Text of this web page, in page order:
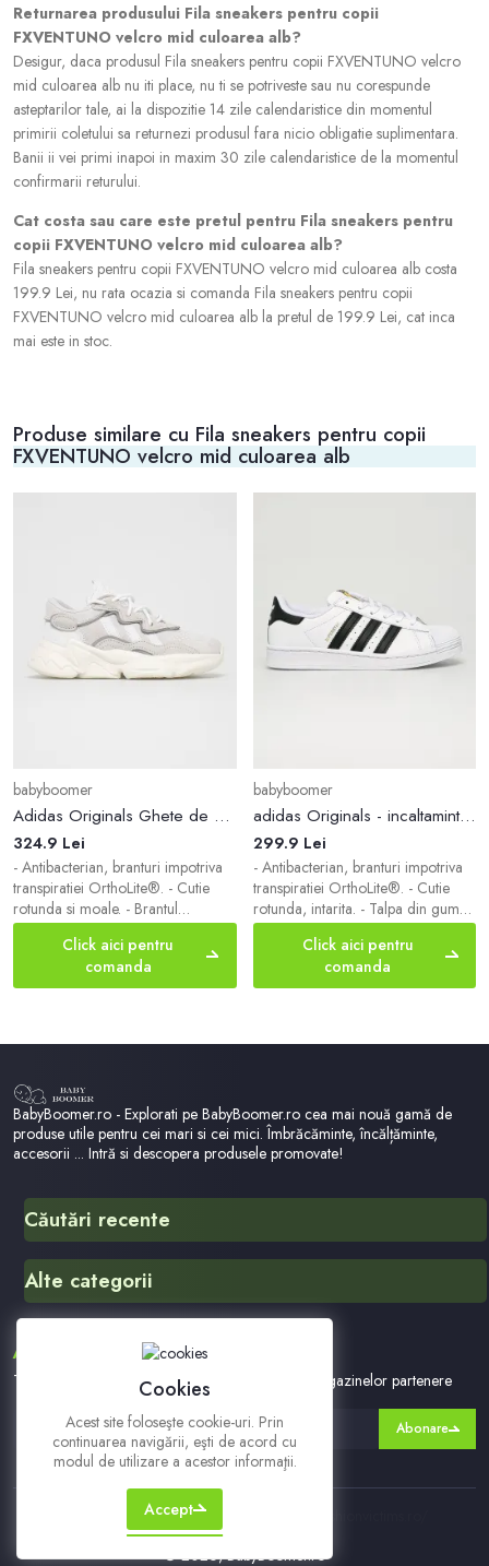
Returnarea produsului Fila sneakers pentru copii
FXVENTUNO velcro mid culoarea alb?
Desigur, daca produsul Fila sneakers pentru copii FXVENTUNO velcro
mid culoarea alb nu iti place, nu ti se potriveste sau nu corespunde
asteptarilor tale, ai la dispozitie 14 zile calendaristice din momentul
primirii coletului sa returnezi produsul fara nicio obligatie suplimentara.
Banii ii vei primi inapoi in maxim 30 zile calendaristice de la momentul
confirmarii returului.
Cat costa sau care este pretul pentru Fila sneakers pentru
copii FXVENTUNO velcro mid culoarea alb?
Fila sneakers pentru copii FXVENTUNO velcro mid culoarea alb costa
199.9 Lei, nu rata ocazia si comanda Fila sneakers pentru copii
FXVENTUNO velcro mid culoarea alb la pretul de 199.9 Lei, cat inca
mai este in stoc.
Produse similare cu Fila sneakers pentru copii
FXVENTUNO velcro mid culoarea alb
babyboomer
Adidas Originals Ghete de piele EF6299 culoarea gri
324.9 Lei
- Antibacterian, branturi impotriva
transpiratiei OrthoLite®. - Cutie
rotunda si moale. - Brantul
detasabil ADIFIT® cu imprimeu da
siguranta ca marimea pantofului
corespunde cu marimea piciorului
- Spatele calcaiului rigidizat. -
Click aici pentru
comanda
babyboomer
adidas Originals - incaltaminte din piele pentru copii Superstar FU7714
299.9 Lei
- Antibacterian, branturi impotriva
transpiratiei OrthoLite®. - Cutie
rotunda, intarita. - Talpa din guma.
- Spatele calcaiului rigidizat. -
Model legat cu sireturi. - Lungimea
brantului pentru marimea este de:
20,5 cm. - Dimensiunile date
Click aici pentru
comanda
BabyBoomer.ro - Explorati pe BabyBoomer.ro cea mai nouă gamă de
produse utile pentru cei mari si cei mici. Îmbrăcăminte, încălțăminte,
accesorii ... Intră si descopera produsele promovate!
Căutări recente
Stella
Ujyo 39 Hmxmzkqjrccg
Jacheta Black Friday
Hu569ap015
Online Shopping For Kids
Alte categorii
ABONEAZA-TE LA NEWSLETTER
Te vom tine la curent cu ofertele noastre si ale magazinelor partenere
Abonare
https://www.tmceasuri.ro/ | https://www.fashionvictims.ro/
© 2026, BabyBoomer.ro
Cookies
Acest site foloseşte cookie-uri. Prin
continuarea navigării, eşti de acord cu
modul de utilizare a acestor informaţii.
Accept